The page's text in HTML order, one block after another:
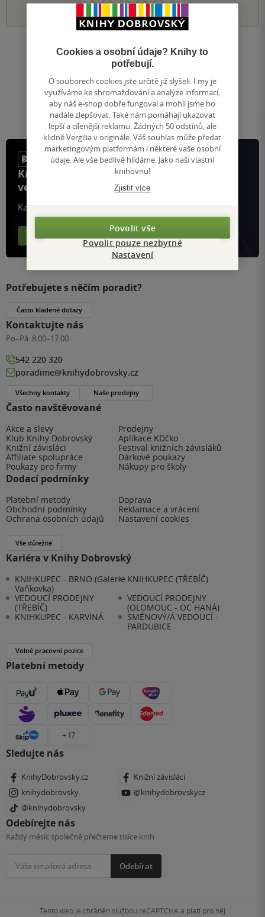
Nahoru
Zobrazeno 20 z 20
1
Přejít
na
stránku
/ 1
Knihy, recenze a klubové výhody
ve vaší kapse a naší appce KDčko
Každý měsíc společně přečteme tisíce knih
Více o aplikaci
Často navštěvované
Akce a slevy
Prodejny
Klub Knihy Dobrovský
Aplikace KDčko
Knižní závisláci
Festival knižních závisláků
Affiliate spolupráce
Dárkové poukazy
Poukazy pro firmy
Nákupy pro školy
Dodací podmínky
Platební metody
Doprava
Obchodní podmínky
Reklamace a vrácení
Ochrana osobních údajů
Nastavení cookies
Vše důležité
Kariéra v Knihy Dobrovský
KNIHKUPEC - BRNO (Galerie
Vaňkovka)
KNIHKUPEC (TŘEBÍČ)
VEDOUCÍ PRODEJNY
(TŘEBÍČ)
VEDOUCÍ PRODEJNY
(OLOMOUC - OC HANÁ)
KNIHKUPEC - KARVINÁ
SMĚNOVÝ/Á VEDOUCÍ -
PARDUBICE
Volné pracovní pozice
Platební metody
+ 17
Sledujte nás
KnihyDobrovsky.cz
Knižní závisláci
knihydobrovsky
@knihydobrovskycz
@knihydobrovsky
Odebírejte nás
Každý měsíc společně přečteme tisíce knih
Odebírat
Potřebujete s něčím poradit?
Často kladené dotazy
Kontaktujte nás
Po–Pá: 8:00–17:00
542 220 320
poradime@knihydobrovsky.cz
Všechny kontakty Naše prodejny
Tento web je chráněn službou reCAPTCHA a platí pro něj
Cookies a osobní údaje? Knihy to
potřebují.
O souborech cookies jste určitě již slyšeli. I my je
využíváme ke shromažďování a analýze informací,
aby náš e-shop dobře fungoval a mohli jsme ho
nadále zlepšovat. Také nám pomáhají ukazovat
lepší a cílenější reklamu. Žádných 50 odstínů, ale
klidně Vergilia v originále. Váš souhlas může předat
marketingovým platformám i některé vaše osobní
údaje. Ale vše bedlivě hlídáme. Jako naši vlastní
knihovnu!
Zjistit více
Povolit vše
Povolit pouze nezbytné
Nastavení